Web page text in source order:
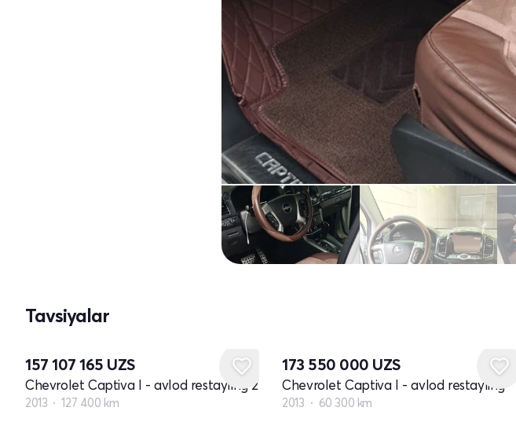
Tavsiyalar
157 107 165 UZS
Chevrolet Captiva I - avlod restayling 2
2013 127 400 km
173 550 000 UZS
Chevrolet Captiva I - avlod restayling
2013 60 300 km